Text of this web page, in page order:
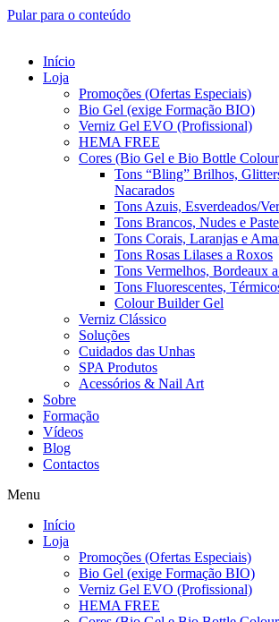
Pular para o conteúdo
Início
Loja
Promoções (Ofertas Especiais)
Bio Gel (exige Formação BIO)
Verniz Gel EVO (Profissional)
HEMA FREE
Cores (Bio Gel e Bio Bottle
Tons “Bling” Brilhos,
Nacarados
Tons Azuis, Esverdeados/
Tons Brancos, Nudes e
Tons Corais, Laranjas e
Tons Rosas Lilases a Roxos
Tons Vermelhos, Bordeaux
Tons Fluorescentes,
Colour Builder Gel
Verniz Clássico
Soluções
Cuidados das Unhas
SPA Produtos
Acessórios & Nail Art
Sobre
Formação
Vídeos
Blog
Contactos
Menu
Início
Loja
Promoções (Ofertas Especiais)
Bio Gel (exige Formação BIO)
Verniz Gel EVO (Profissional)
HEMA FREE